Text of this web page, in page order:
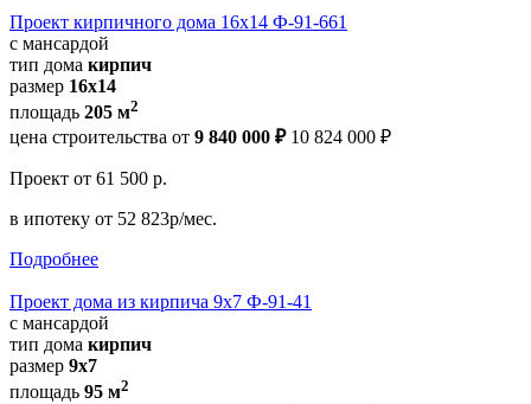
Проект кирпичного дома 16х14 Ф-91-661
с мансардой
тип дома кирпич
размер 16x14
площадь 205 м2
цена строительства от 9 840 000 ₽ 10 824 000 ₽
Проект от 61 500 р.
в ипотеку от 52 823р/мес.
Подробнее
Проект дома из кирпича 9x7 Ф-91-41
с мансардой
тип дома кирпич
размер 9x7
площадь 95 м2